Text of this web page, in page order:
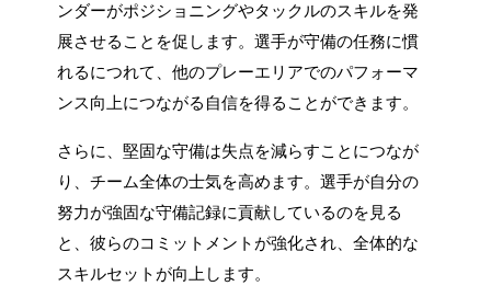
ンダーがポジショニングやタックルのスキルを発
展させることを促します。選手が守備の任務に慣
れるにつれて、他のプレーエリアでのパフォーマ
ンス向上につながる自信を得ることができます。
さらに、堅固な守備は失点を減らすことにつなが
り、チーム全体の士気を高めます。選手が自分の
努力が強固な守備記録に貢献しているのを見る
と、彼らのコミットメントが強化され、全体的な
スキルセットが向上します。